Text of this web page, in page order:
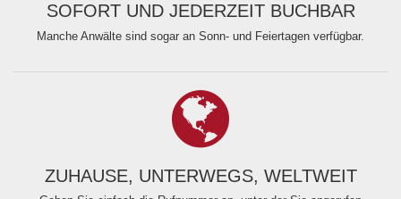
SOFORT UND JEDERZEIT BUCHBAR
Manche Anwälte sind sogar an Sonn- und Feiertagen verfügbar.
ZUHAUSE, UNTERWEGS, WELTWEIT